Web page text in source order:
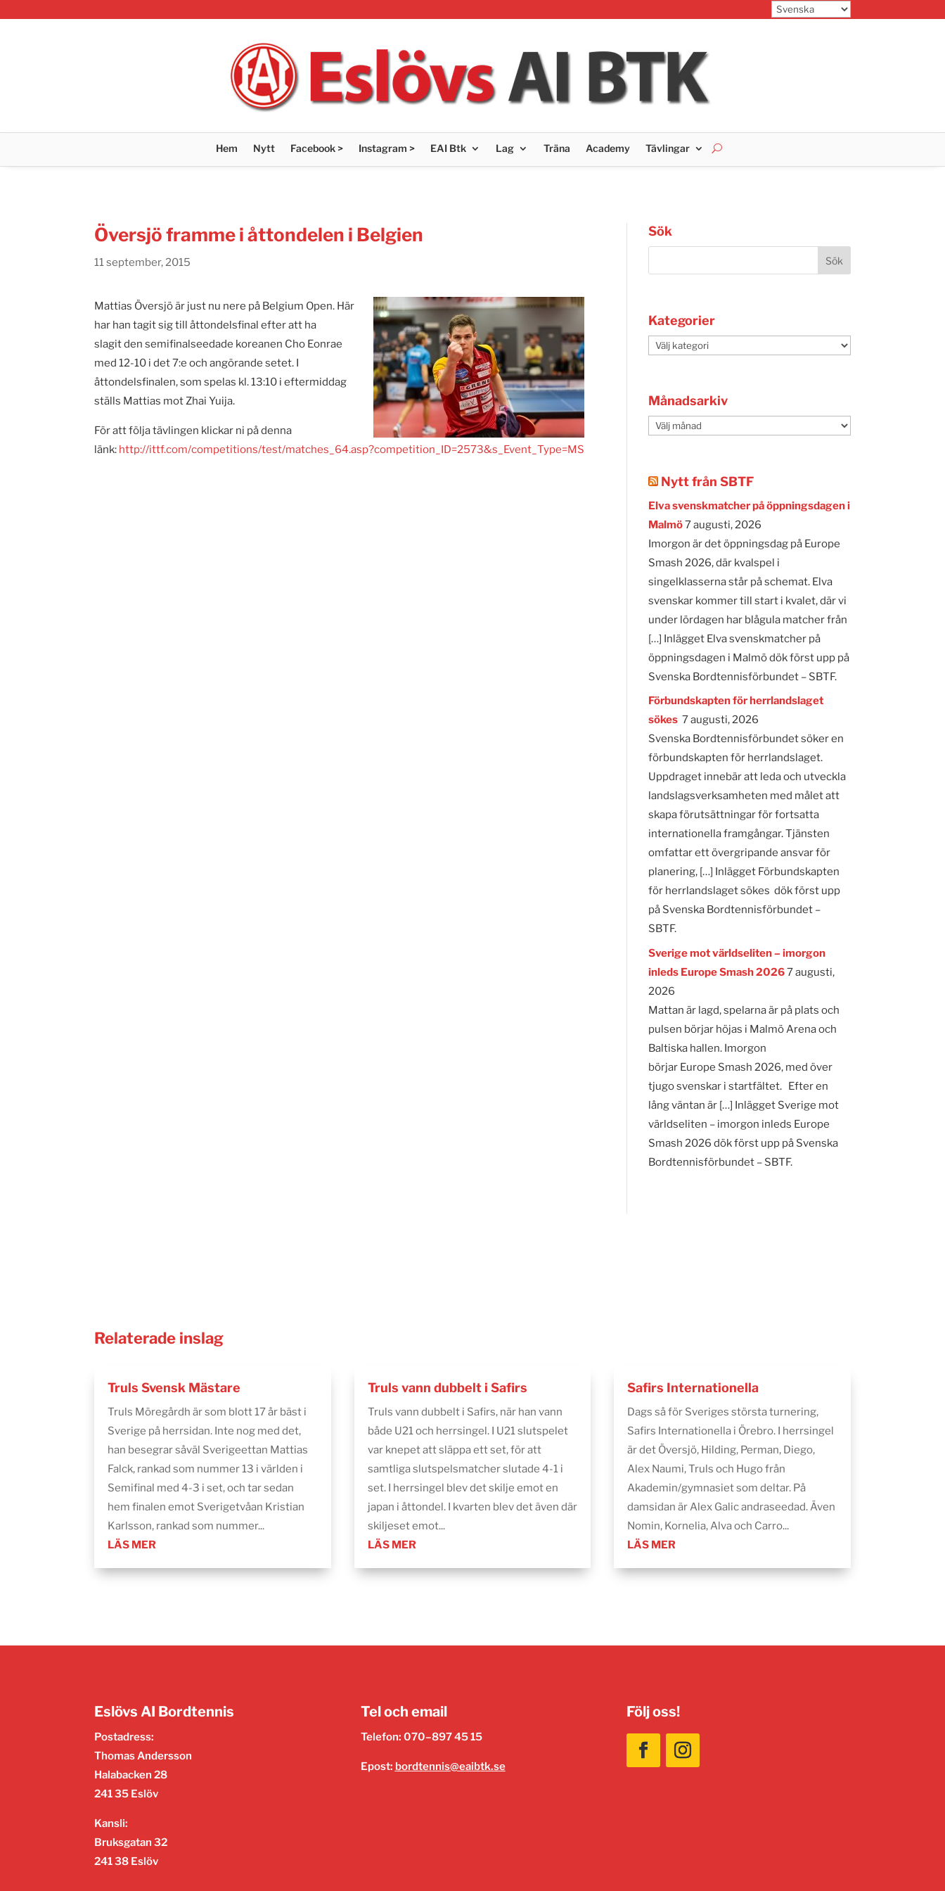
Hem Nytt Facebook > Instagram > EAI Btk Lag Träna Academy Tävlingar
Översjö framme i åttondelen i Belgien
11 september, 2015
Mattias Översjö är just nu nere på Belgium Open. Här
har han tagit sig till åttondelsfinal efter att ha
slagit den semifinalseedade koreanen Cho Eonrae
med 12-10 i det 7:e och angörande setet. I
åttondelsfinalen, som spelas kl. 13:10 i eftermiddag
ställs Mattias mot Zhai Yuija.
För att följa tävlingen klickar ni på denna
länk: http://ittf.com/competitions/test/matches_64.asp?competition_ID=2573&s_Event_Type=MS
Sök
Kategorier
Kategorier
Månadsarkiv
Månadsarkiv
Nytt från SBTF
Elva svenskmatcher på öppningsdagen i
Malmö7 augusti, 2026
Imorgon är det öppningsdag på Europe
Smash 2026, där kvalspel i
singelklasserna står på schemat. Elva
svenskar kommer till start i kvalet, där vi
under lördagen har blågula matcher från
[…] Inlägget Elva svenskmatcher på
öppningsdagen i Malmö dök först upp på
Svenska Bordtennisförbundet – SBTF.
Förbundskapten för herrlandslaget
sökes 7 augusti, 2026
Svenska Bordtennisförbundet söker en
förbundskapten för herrlandslaget.
Uppdraget innebär att leda och utveckla
landslagsverksamheten med målet att
skapa förutsättningar för fortsatta
internationella framgångar. Tjänsten
omfattar ett övergripande ansvar för
planering, […] Inlägget Förbundskapten
för herrlandslaget sökes dök först upp
på Svenska Bordtennisförbundet –
SBTF.
Sverige mot världseliten – imorgon
inleds Europe Smash 20267 augusti,
2026
Mattan är lagd, spelarna är på plats och
pulsen börjar höjas i Malmö Arena och
Baltiska hallen. Imorgon
börjar Europe Smash 2026, med över
tjugo svenskar i startfältet. Efter en
lång väntan är […] Inlägget Sverige mot
världseliten – imorgon inleds Europe
Smash 2026 dök först upp på Svenska
Bordtennisförbundet – SBTF.
Relaterade inslag
Truls Svensk Mästare
Truls Möregårdh är som blott 17 år bäst i
Sverige på herrsidan. Inte nog med det,
han besegrar såväl Sverigeettan Mattias
Falck, rankad som nummer 13 i världen i
Semifinal med 4-3 i set, och tar sedan
hem finalen emot Sverigetvåan Kristian
Karlsson, rankad som nummer...
LÄS MER
Truls vann dubbelt i Safirs
Truls vann dubbelt i Safirs, när han vann
både U21 och herrsingel. I U21 slutspelet
var knepet att släppa ett set, för att
samtliga slutspelsmatcher slutade 4-1 i
set. I herrsingel blev det skilje emot en
japan i åttondel. I kvarten blev det även där
skiljeset emot...
LÄS MER
Safirs Internationella
Dags så för Sveriges största turnering,
Safirs Internationella i Örebro. I herrsingel
är det Översjö, Hilding, Perman, Diego,
Alex Naumi, Truls och Hugo från
Akademin/gymnasiet som deltar. På
damsidan är Alex Galic andraseedad. Även
Nomin, Kornelia, Alva och Carro...
LÄS MER
Eslövs AI Bordtennis
Postadress:
Thomas Andersson
Halabacken 28
241 35 Eslöv
Kansli:
Bruksgatan 32
241 38 Eslöv
Tel och email
Telefon: 070–897 45 15
Epost: bordtennis@eaibtk.se
Följ oss!